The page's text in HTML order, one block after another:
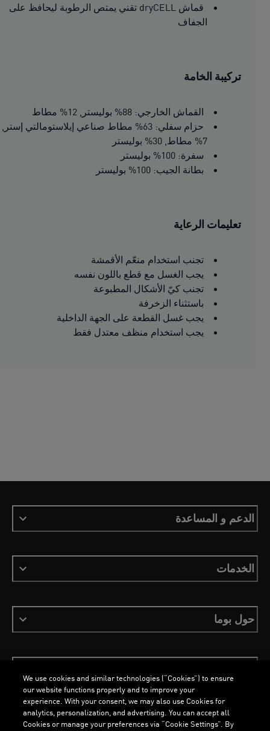
قماش dryCELL تقني يمتص الرطوبة ليحافظ على
الجفاف
تركيبة الخامة
القماش الخارجي: 88% بوليستر, 12% مطاط
حزام سفلي: 63% مطاط صناعي إيلاستومالتي إستر,
7% مطاط, 30% بوليستر
سفرة: 100% بوليستر
بطانة الجيب: 100% بوليستر
تعليمات الرعاية
تجنب استخدام منعّم الأقمشة
يجب الغسل مع قطع باللون نفسه
تجنب كيّ الأشكال المطبوعة
باستثناء الزخرفة
يجب غسل القطعة على الجهة الداخلية
يجب استخدام منظف معتدل فقط
الدعم و المساعدة
الخدمات
حول بوما
We use cookies and similar technologies (“Cookies”) to ensure
our website functions properly and to improve your
experience. With your consent, we may also use Cookies for
analytics, personalization, and advertising. You can accept all
Cookies or manage your preferences via “Cookie Settings”. By